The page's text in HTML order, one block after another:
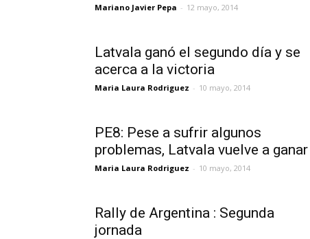
Mariano Javier Pepa - 12 mayo, 2014
Latvala ganó el segundo día y se
acerca a la victoria
Maria Laura Rodriguez - 10 mayo, 2014
PE8: Pese a sufrir algunos
problemas, Latvala vuelve a ganar
Maria Laura Rodriguez - 10 mayo, 2014
Rally de Argentina : Segunda
jornada